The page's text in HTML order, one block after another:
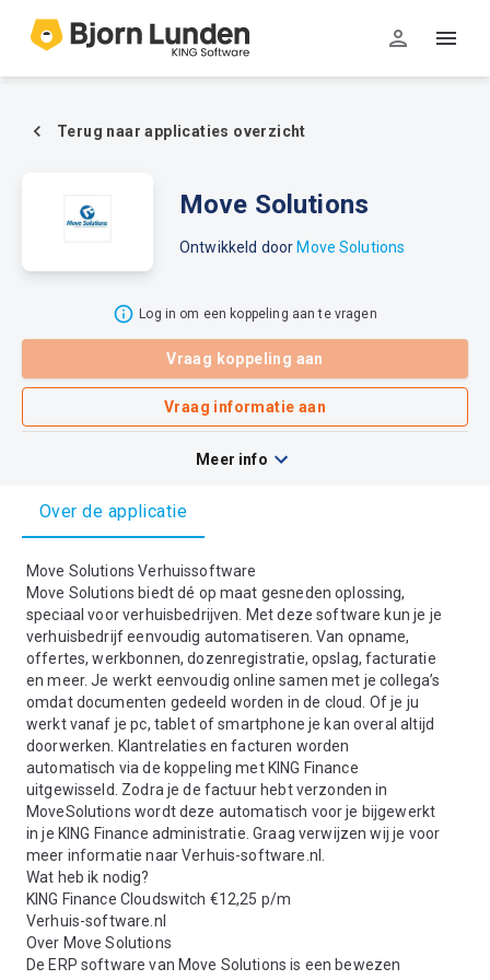
Terug naar applicaties overzicht
Move Solutions
Ontwikkeld door Move Solutions
Log in om een koppeling aan te vragen
Vraag koppeling aan
Vraag informatie aan
Meer info
Over de applicatie
Move Solutions Verhuissoftware
Move Solutions biedt dé op maat gesneden oplossing,
speciaal voor verhuisbedrijven. Met deze software kun je je
verhuisbedrijf eenvoudig automatiseren. Van opname,
offertes, werkbonnen, dozenregistratie, opslag, facturatie
en meer. Je werkt eenvoudig online samen met je collega’s
omdat documenten gedeeld worden in de cloud. Of je ju
werkt vanaf je pc, tablet of smartphone je kan overal altijd
doorwerken. Klantrelaties en facturen worden
automatisch via de koppeling met KING Finance
uitgewisseld. Zodra je de factuur hebt verzonden in
MoveSolutions wordt deze automatisch voor je bijgewerkt
in je KING Finance administratie. Graag verwijzen wij je voor
meer informatie naar Verhuis-software.nl.
Wat heb ik nodig?
KING Finance Cloudswitch €12,25 p/m
Verhuis-software.nl
Over Move Solutions
De ERP software van Move Solutions is een bewezen